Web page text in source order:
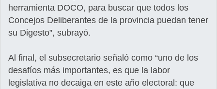
herramienta DOCO, para buscar que todos los
Concejos Deliberantes de la provincia puedan tener
su Digesto”, subrayó.
Al final, el subsecretario señaló como “uno de los
desafíos más importantes, es que la labor
legislativa no decaiga en este año electoral: que